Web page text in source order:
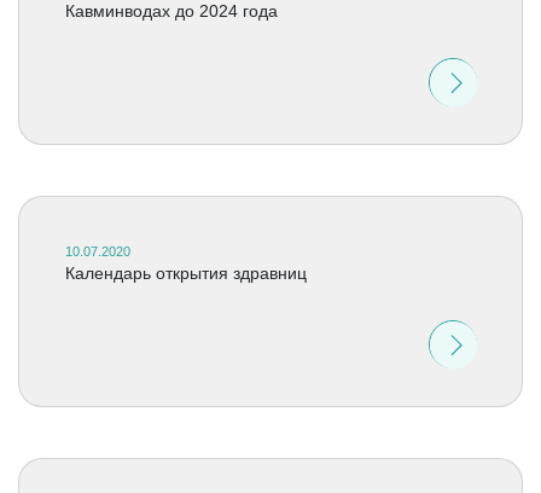
Кавминводах до 2024 года
10.07.2020
Календарь открытия здравниц